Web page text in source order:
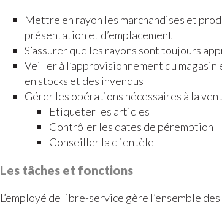
Mettre en rayon les marchandises et
présentation et d’emplacement
S’assurer que les rayons sont toujours
Veiller à l’approvisionnement du
en stocks et des invendus
Gérer les opérations nécessaires à la
Etiqueter les articles
Contrôler les dates de péremption
Conseiller la clientèle
Les tâches et fonctions
L’employé de libre-service gère l’ensemble